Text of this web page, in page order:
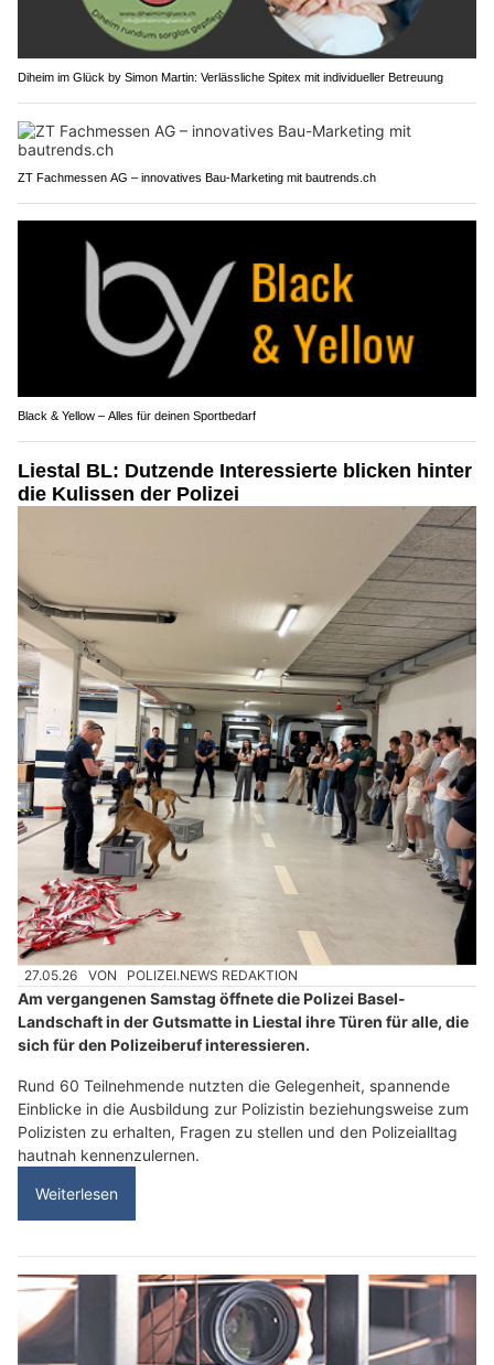
Diheim im Glück by Simon Martin: Verlässliche Spitex mit individueller Betreuung
ZT Fachmessen AG – innovatives Bau-Marketing mit bautrends.ch
Black & Yellow – Alles für deinen Sportbedarf
Liestal BL: Dutzende Interessierte blicken hinter
die Kulissen der Polizei
27.05.26 VON POLIZEI.NEWS REDAKTION
Am vergangenen Samstag öffnete die Polizei Basel-
Landschaft in der Gutsmatte in Liestal ihre Türen für alle, die
sich für den Polizeiberuf interessieren.
Rund 60 Teilnehmende nutzten die Gelegenheit, spannende
Einblicke in die Ausbildung zur Polizistin beziehungsweise zum
Polizisten zu erhalten, Fragen zu stellen und den Polizeialltag
hautnah kennenzulernen.
Weiterlesen